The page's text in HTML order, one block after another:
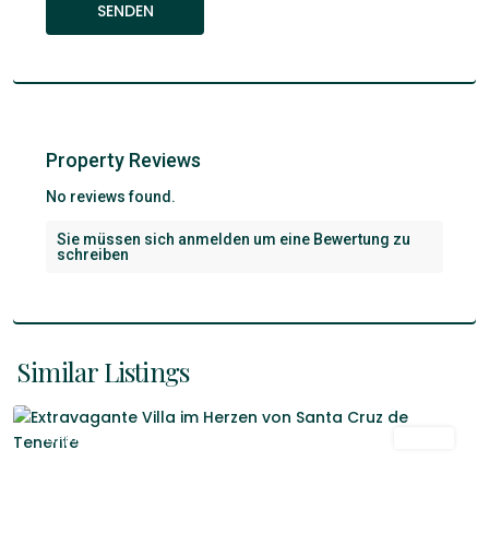
Property Reviews
No reviews found.
Sie müssen sich anmelden um eine Bewertung zu
schreiben
Similar Listings
De
Tenerife
Empfohlen